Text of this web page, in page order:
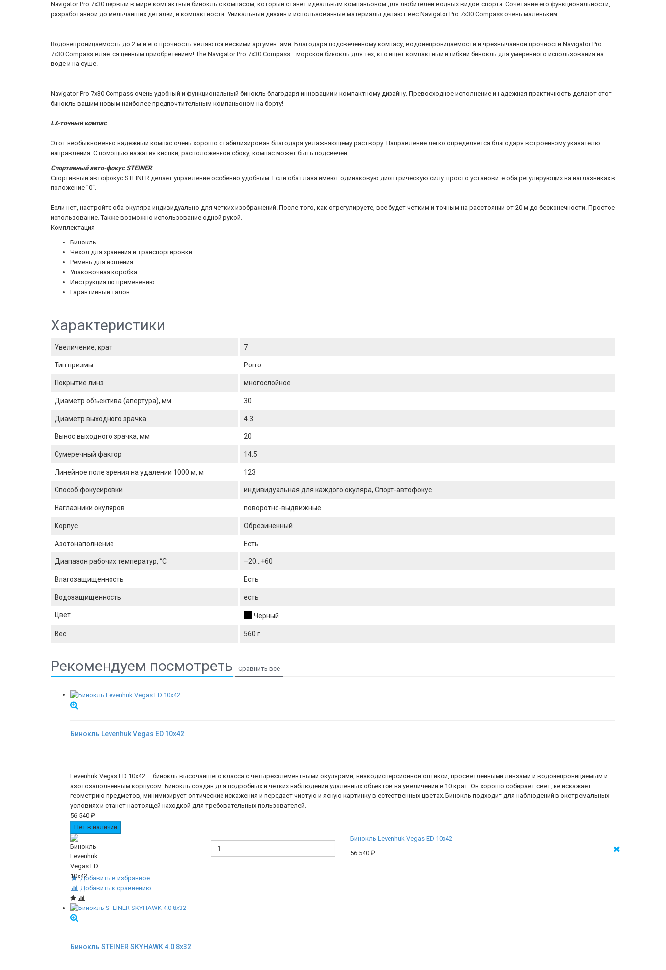
Navigator Pro 7x30 первый в мире компактный бинокль с компасом, который станет идеальным компаньоном для любителей водных видов спорта. Сочетание его функциональности,
разработанной до мельчайших деталей, и компактности. Уникальный дизайн и использованные материалы делают вес Navigator Pro 7x30 Compass очень маленьким.
Водонепроницаемость до 2 м и его прочность являются вескими аргументами. Благодаря подсвеченному компасу, водонепроницаемости и чрезвычайной прочности Navigator Pro
7x30 Compass вляется ценным приобретением! The Navigator Pro 7x30 Compass –морской бинокль для тех, кто ищет компактный и гибкий бинокль для умеренного использования на
воде и на суше.
Navigator Pro 7x30 Compass очень удобный и функциональный бинокль благодаря инновации и компактному дизайну. Превосходное исполнение и надежная практичность делают этот
бинокль вашим новым наиболее предпочтительным компаньоном на борту!
LX-точный компас
Этот необыкновенно надежный компас очень хорошо стабилизирован благодаря увлажняющему раствору. Направление легко определяется благодаря встроенному указателю
направления. С помощью нажатия кнопки, расположенной сбоку, компас может быть подсвечен.
Спортивный авто-фокус STEINER
Спортивный автофокус STEINER делает управление особенно удобным. Если оба глаза имеют одинаковую диоптрическую силу, просто установите оба регулирующих на наглазниках в
положение ”0“.
Если нет, настройте оба окуляра индивидуально для четких изображений. После того, как отрегулируете, все будет четким и точным на расстоянии от 20 м до бесконечности. Простое
использование. Также возможно использование одной рукой.
Комплектация
Бинокль
Чехол для хранения и транспортировки
Ремень для ношения
Упаковочная коробка
Инструкция по применению
Гарантийный талон
Характеристики
Увеличение, крат 7
Тип призмы Porro
Покрытие линз многослойное
Диаметр объектива (апертура), мм 30
Диаметр выходного зрачка 4.3
Вынос выходного зрачка, мм 20
Сумеречный фактор 14.5
Линейное поле зрения на удалении 1000 м, м 123
Способ фокусировки индивидуальная для каждого окуляра, Спорт-автофокус
Наглазники окуляров поворотно-выдвижные
Корпус Обрезиненный
Азотонаполнение Есть
Диапазон рабочих температур, °С –20...+60
Влагозащищенность Есть
Водозащищенность есть
Цвет Черный
Вес 560 г
Рекомендуем посмотреть
Бинокль Levenhuk Vegas ED 10x42
Levenhuk Vegas ED 10x42 – бинокль высочайшего класса с четырехэлементными окулярами, низкодисперсионной оптикой, просветленными линзами и водонепроницаемым и
азотозаполненным корпусом. Бинокль создан для подробных и четких наблюдений удаленных объектов на увеличении в 10 крат. Он хорошо собирает свет, не искажает
геометрию предметов, минимизирует оптические искажения и передает чистую и ясную картинку в естественных цветах. Бинокль подходит для наблюдений в экстремальных
условиях и станет настоящей находкой для требовательных пользователей.
56 540 ₽
Нет в наличии
Бинокль Levenhuk Vegas ED 10x42
56 540 ₽
Добавить в избранное
Добавить к сравнению
Бинокль STEINER SKYHAWK 4.0 8x32